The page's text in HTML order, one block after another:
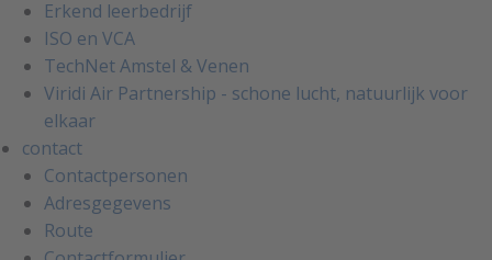
Erkend leerbedrijf
ISO en VCA
TechNet Amstel & Venen
Viridi Air Partnership - schone lucht, natuurlijk voor
elkaar
contact
Contactpersonen
Adresgegevens
Route